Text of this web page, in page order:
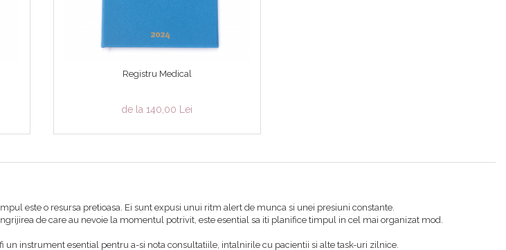
Registru Medical
de la 140,00 Lei
este o resursa pretioasa. Ei sunt expusi unui ritm alert de munca si unei presiuni constante.
de care au nevoie la momentul potrivit, este esential sa iti planifice timpul in cel mai organizat mod.
un instrument esential pentru a-si nota consultatiile, intalnirile cu pacientii si alte task-uri zilnice.